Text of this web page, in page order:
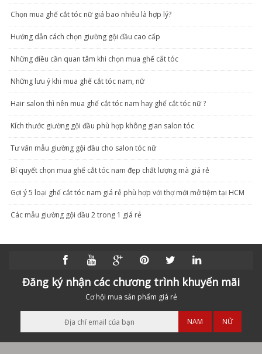
Chọn mua ghế cắt tóc nữ giá bao nhiêu là hợp lý?
Hướng dẫn cách chọn giường gội đầu cao cấp
Những điều cần quan tâm khi chọn mua ghế cắt tóc
Những lưu ý khi mua ghế cắt tóc nam, nữ
Hair salon thì nên mua ghế cắt tóc nam hay ghế cắt tóc nữ ?
Kích thước giường gội đầu phù hợp không gian salon tóc
Tư vấn mẫu giường gội đầu cho salon tóc nữ
Bí quyết chọn mua ghế cắt tóc nam đẹp chất lượng mà giá rẻ
Gợi ý 5 loại ghế cắt tóc nam giá rẻ phù hợp với thợ mới mở tiệm tại HCM
Các mẫu giường gội đầu 2 trong 1 giá rẻ
Đăng ký nhận các chương trình khuyến mãi
Cơ hội mua sản phẩm giá rẻ
NAM NỮ